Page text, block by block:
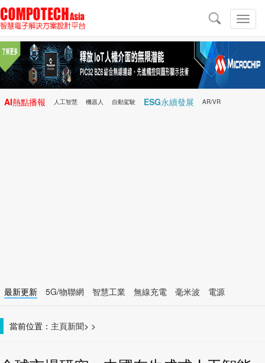
切
換
導
導
航
AI熱點播報 人工智慧 機器人 自動駕駛 ESG永續發展 AR/VR
最新更新 5G/物聯網 智慧工業 無線充電 毫米波
電源
當前位置： 主頁 >
新聞 >